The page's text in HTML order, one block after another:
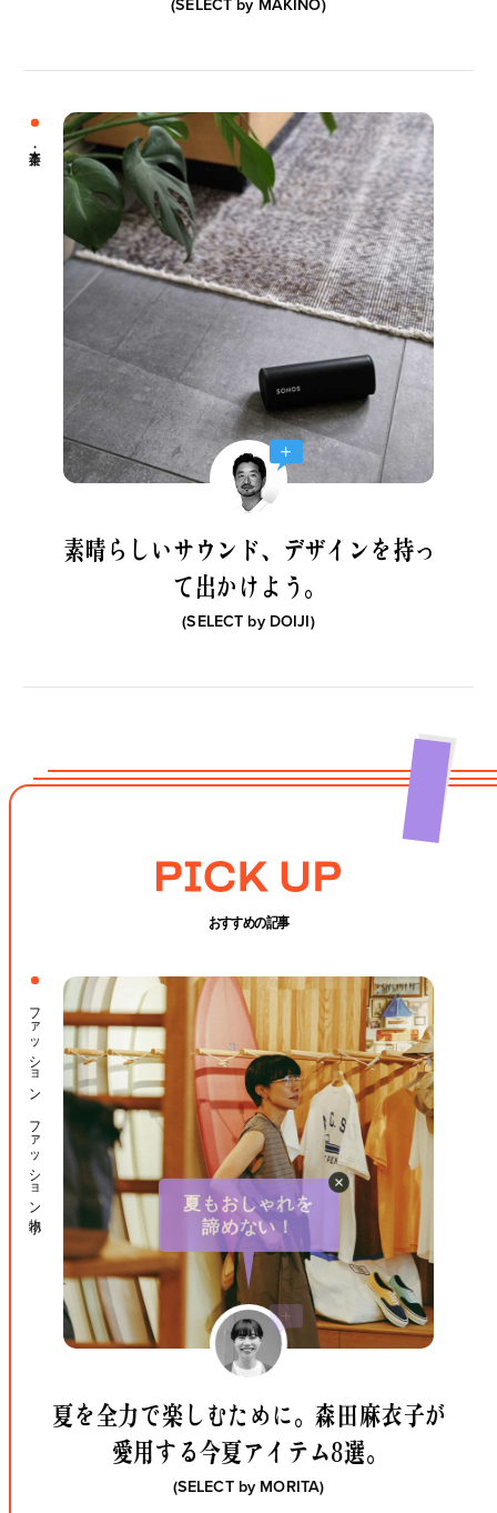
(SELECT by MAKINO)
素晴らしいサウンド、 デザインを持っ
て出かけよう。
(SELECT by DOIJI)
おすすめの記事
夏もおしゃれを
諦めない！
夏を全力で楽しむために。 森田麻衣子が
愛用する今夏アイテム8選。
(SELECT by MORITA)
ファッション ファッション小物